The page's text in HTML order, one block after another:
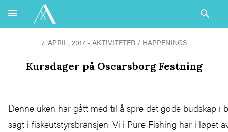
7. APRIL, 2017 - AKTIVITETER / HAPPENINGS
Kursdager på Oscarsborg Festning
Denne uken har gått med til å spre det gode budskap i
sagt i fiskeutstyrsbransjen. Vi i Pure Fishing har i løpet